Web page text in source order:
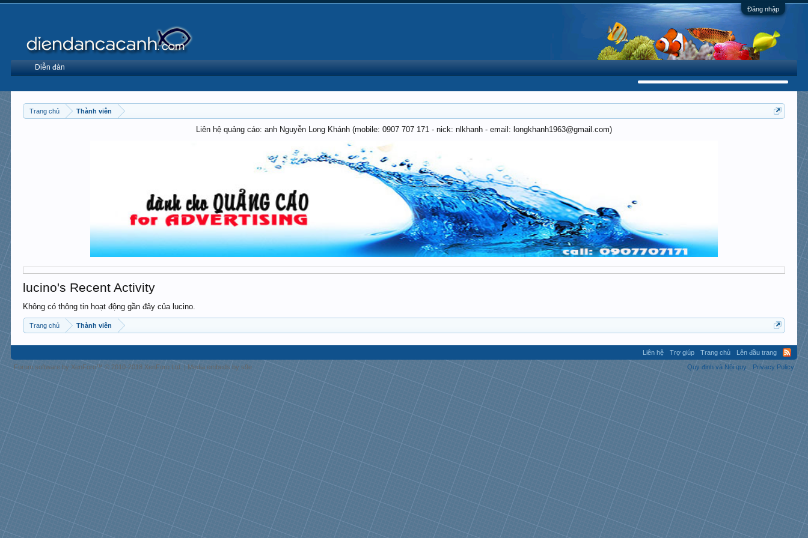
Đăng nhập
Trang chủ Thành viên
Liên hệ quảng cáo: anh Nguyễn Long Khánh (mobile: 0907 707 171 - nick: nlkhanh - email: longkhanh1963@gmail.com)
lucino's Recent Activity
Không có thông tin hoạt động gần đây của lucino.
Trang chủ Thành viên
Diễn đàn
Liên hệ Trợ giúp Trang chủ
Lên đầu trang
Quy định và Nội quy
Privacy Policy
Forum software by XenForo™© 2010-2018 XenForo Ltd. | Media embeds by s9e